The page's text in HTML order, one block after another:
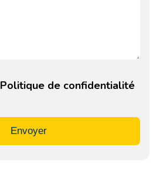
Politique de confidentialité
Envoyer